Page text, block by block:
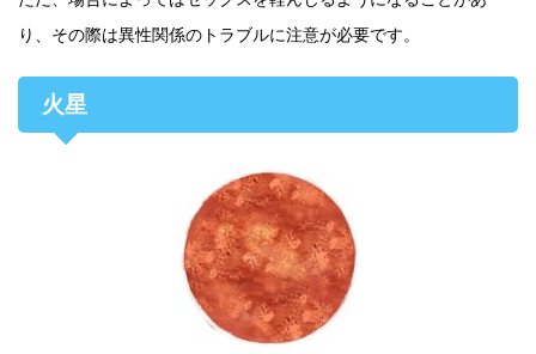
り、その際は異性関係のトラブルに注意が必要です。
火星